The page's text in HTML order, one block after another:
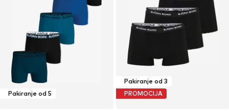
Pakiranje od 5
Pakiranje od 3
PROMOCIJA